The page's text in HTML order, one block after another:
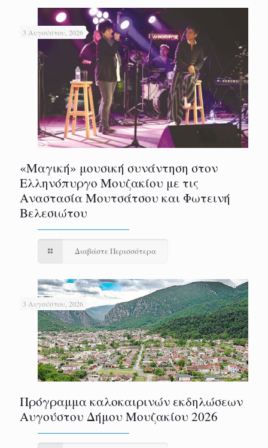
3 Αυγούστου, 2026
«Μαγική» μουσική συνάντηση στον
Ελληνόπυργο Μουζακίου με τις
Αναστασία Μουτσάτσου και Φωτεινή
Βελεσιώτου
Διαβάστε Περισσότερα
3 Αυγούστου, 2026
Πρόγραμμα καλοκαιρινών εκδηλώσεων
Αυγούστου Δήμου Μουζακίου 2026